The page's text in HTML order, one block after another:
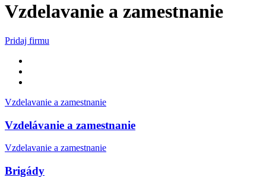
Vzdelavanie a zamestnanie
Pridaj firmu
Vzdelavanie a zamestnanie
Vzdelávanie a zamestnanie
Vzdelavanie a zamestnanie
Brigády